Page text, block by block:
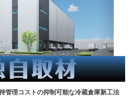
管理コストの抑制可能な冷蔵倉庫新工法